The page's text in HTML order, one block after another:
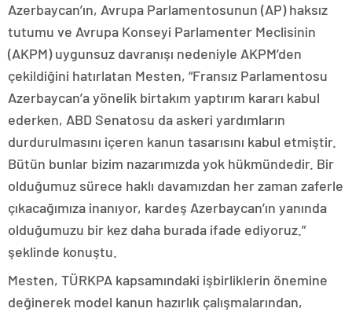
Azerbaycan’ın, Avrupa Parlamentosunun (AP) haksız
tutumu ve Avrupa Konseyi Parlamenter Meclisinin
(AKPM) uygunsuz davranışı nedeniyle AKPM’den
çekildiğini hatırlatan Mesten, “Fransız Parlamentosu
Azerbaycan’a yönelik birtakım yaptırım kararı kabul
ederken, ABD Senatosu da askeri yardımların
durdurulmasını içeren kanun tasarısını kabul etmiştir.
Bütün bunlar bizim nazarımızda yok hükmündedir. Bir
olduğumuz sürece haklı davamızdan her zaman zaferle
çıkacağımıza inanıyor, kardeş Azerbaycan’ın yanında
olduğumuzu bir kez daha burada ifade ediyoruz.”
şeklinde konuştu.
Mesten, TÜRKPA kapsamındaki işbirliklerin önemine
değinerek model kanun hazırlık çalışmalarından,